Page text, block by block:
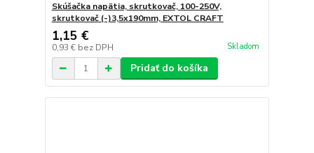
Skúšačka napätia, skrutkovač, 100-250V,
skrutkovač (-)3,5x190mm, EXTOL CRAFT
1,15 €
0,93 € bez DPH Skladom
Pridať do košíka